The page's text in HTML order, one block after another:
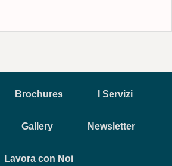
Brochures I Servizi
Gallery Newsletter
Lavora con Noi